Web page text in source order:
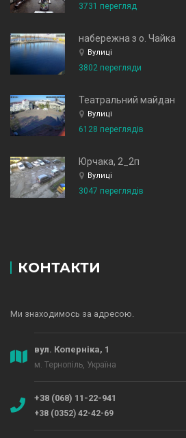
3731 перегляд
набережна з о. Чайка
Вулиці
3802 перегляди
Театральний майдан
Вулиці
6128 переглядів
Юрчака, 2_2п
Вулиці
3047 переглядів
КОНТАКТИ
Ми знаходимось за адресою.
вул. Коперніка, 1
м. Тернопіль, Україна
+38 (068) 11-22-941
+38 (0352) 42-42-69